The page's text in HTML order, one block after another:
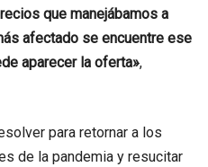
que manejábamos a
afectado se encuentre ese
aparecer la oferta»,
para retornar a los
de la pandemia y resucitar